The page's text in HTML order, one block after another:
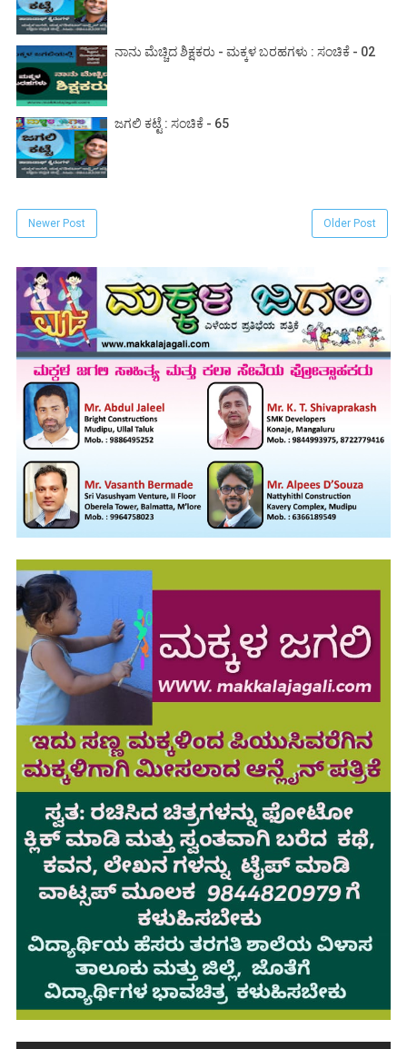
ನಾನು ಮೆಚ್ಚಿದ ಶಿಕ್ಷಕರು - ಮಕ್ಕಳ ಬರಹಗಳು : ಸಂಚಿಕೆ - 02
ಜಗಲಿ ಕಟ್ಟೆ : ಸಂಚಿಕೆ - 65
Newer Post Older Post